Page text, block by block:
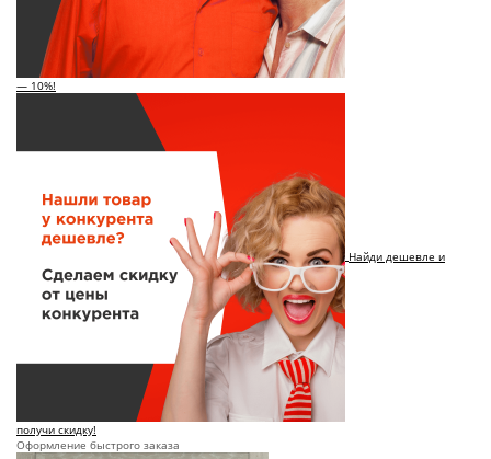
— 10%!
Найди дешевле и
получи скидку!
Оформление быстрого заказа